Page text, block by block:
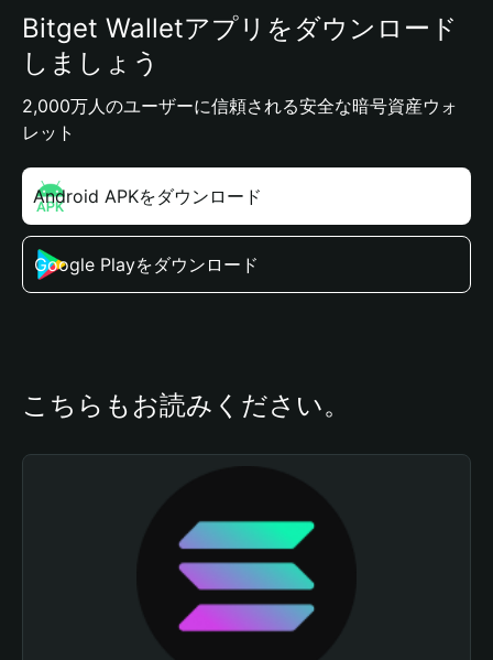
Bitget Walletアプリをダウンロード
しましょう
2,000万人のユーザーに信頼される安全な暗号資産ウォ
レット
Android APKをダウンロード
Google Playをダウンロード
こちらもお読みください。